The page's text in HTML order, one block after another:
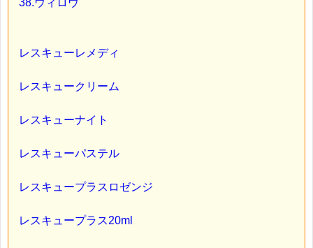
レスキューレメディ
レスキュークリーム
レスキューナイト
レスキューパステル
レスキュープラスロゼンジ
レスキュープラス20ml